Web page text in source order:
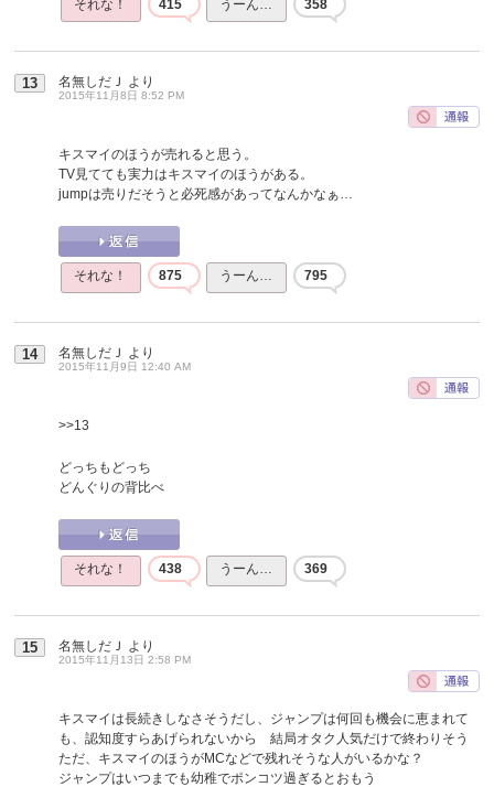
それな！ 415 うーん… 358
13 名無しだＪ より
2015年11月8日 8:52 PM
キスマイのほうが売れると思う。
TV見てても実力はキスマイのほうがある。
jumpは売りだそうと必死感があってなんかなぁ…
それな！ 875 うーん… 795
14 名無しだＪ より
2015年11月9日 12:40 AM
>>13
どっちもどっち
どんぐりの背比べ
それな！ 438 うーん… 369
15 名無しだＪ より
2015年11月13日 2:58 PM
キスマイは長続きしなさそうだし、ジャンプは何回も機会に恵まれて
も、認知度すらあげられないから 結局オタク人気だけで終わりそう
ただ、キスマイのほうがMCなどで残れそうな人がいるかな？
ジャンプはいつまでも幼稚でポンコツ過ぎるとおもう